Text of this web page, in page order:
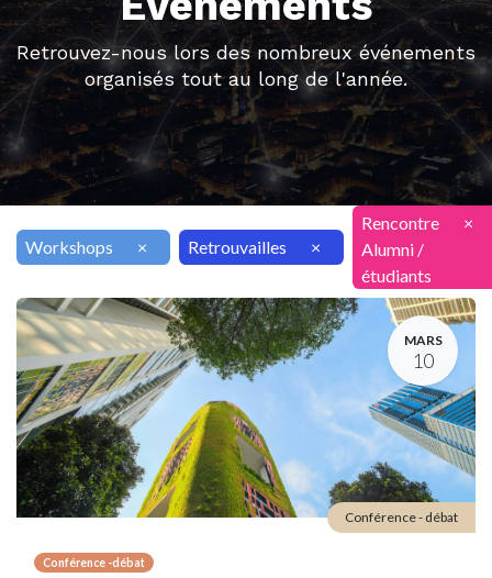
Retrouvez-nous lors des nombreux événements
organisés tout au long de l'année.
Workshops × Retrouvailles ×
Rencontre
Alumni /
étudiants
×
MARS
10
Conférence -débat
Conférence - débat